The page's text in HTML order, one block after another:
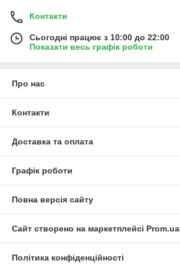
Контакти
Сьогодні працює з 10:00 до 22:00
Показати весь графік роботи
Про нас
Контакти
Доставка та оплата
Графік роботи
Повна версія сайту
Сайт створено на маркетплейсі Prom.ua
Політика конфіденційності